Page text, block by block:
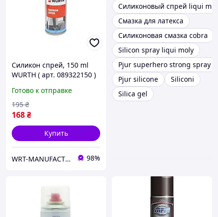
Силикон спрей, 150 ml
WURTH ( арт. 089322150 )
Готово к отправке
168₴
195 ₴
Купить
WRT-MANUFACTURING 98%
Силиконовый спрей liqui
Смазка для латекса
Силиконовая смазка cobra
Silicon spray liqui moly
Pjur superhero strong spray
Pjur silicone
Siliconi
Silica gel